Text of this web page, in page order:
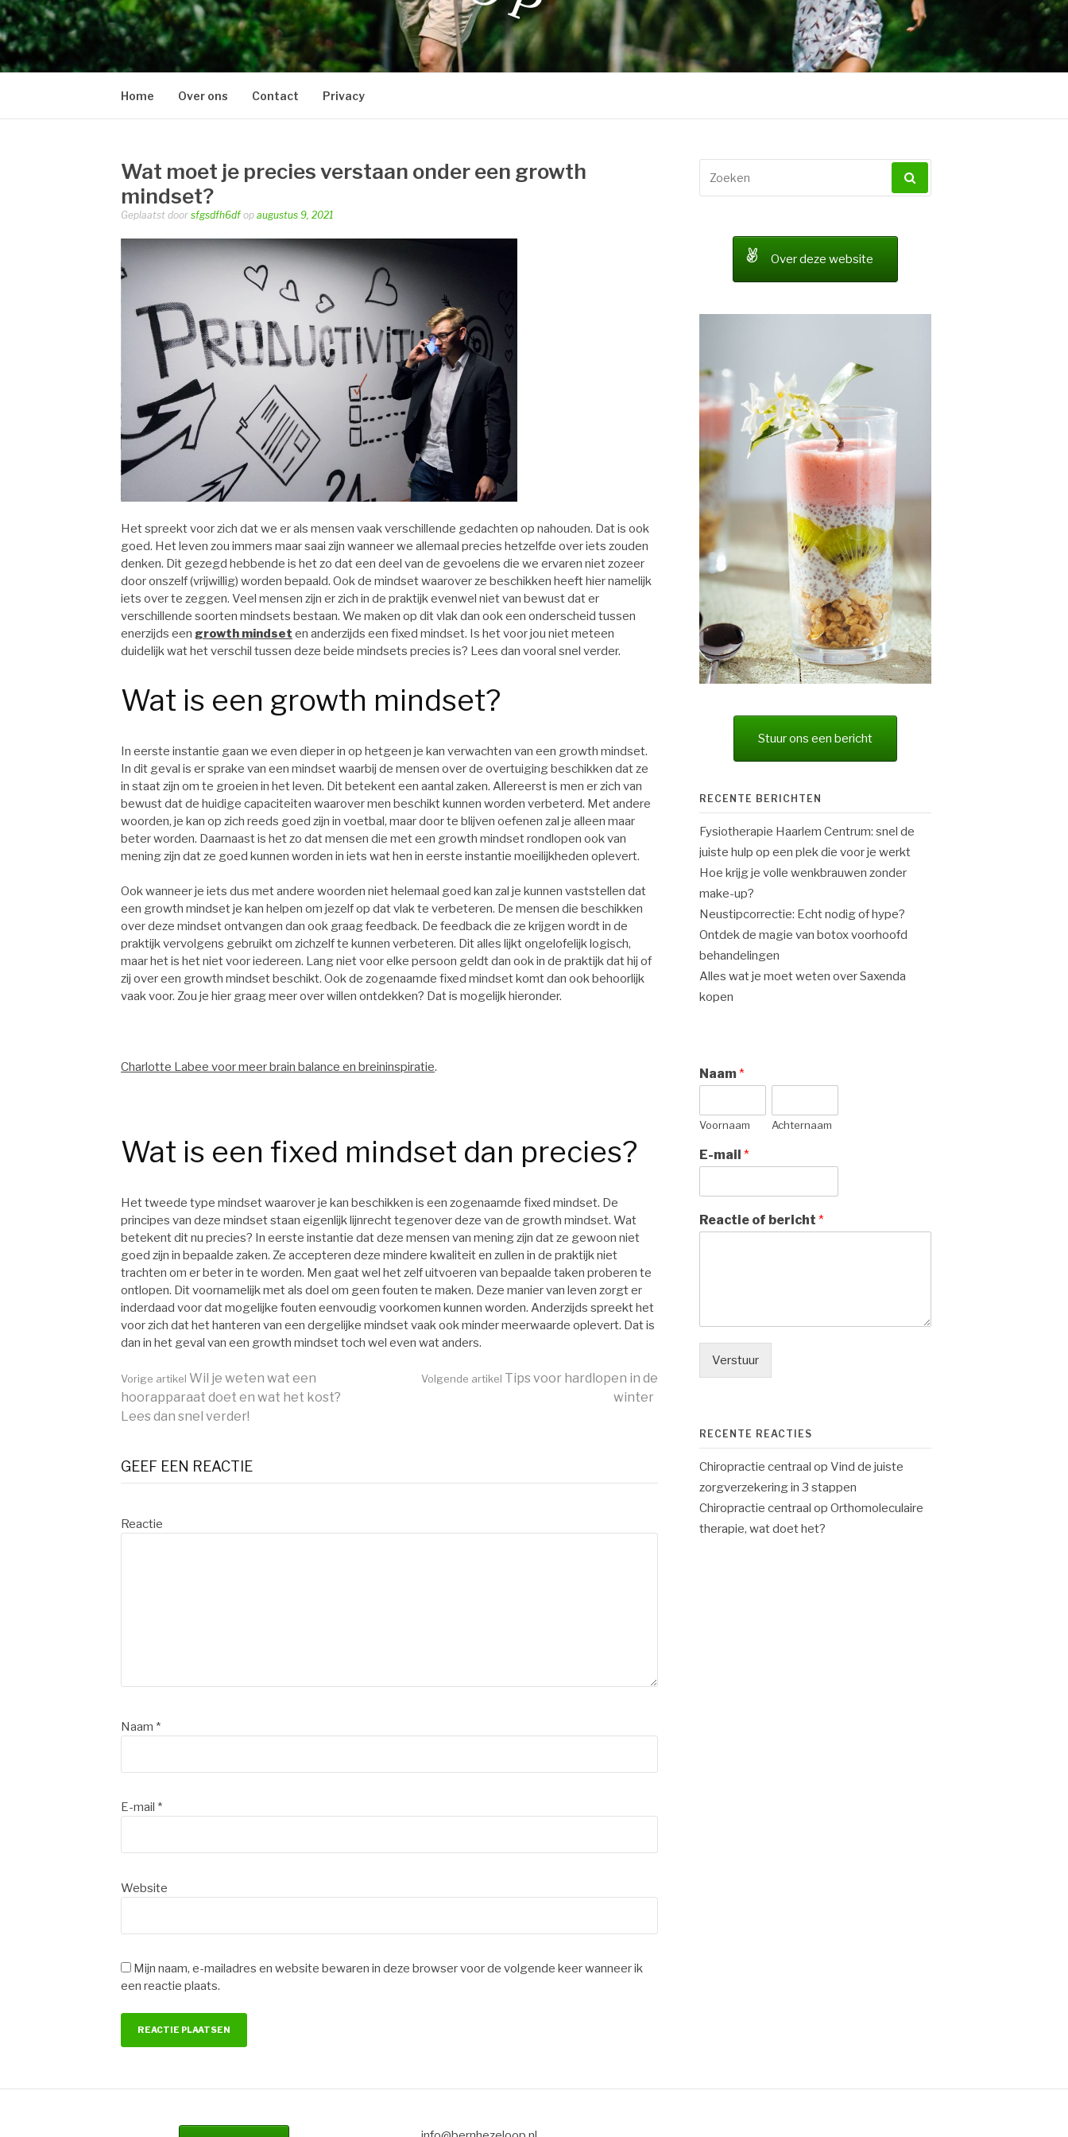
BERNHEZELOOP
Just another WordPress site
Home Over ons Contact Privacy
Wat moet je precies verstaan onder een growth
mindset?
Geplaatst door sfgsdfh6df op augustus 9, 2021
Het spreekt voor zich dat we er als mensen vaak verschillende gedachten op nahouden. Dat is ook
goed. Het leven zou immers maar saai zijn wanneer we allemaal precies hetzelfde over iets zouden
denken. Dit gezegd hebbende is het zo dat een deel van de gevoelens die we ervaren niet zozeer
door onszelf (vrijwillig) worden bepaald. Ook de mindset waarover ze beschikken heeft hier namelijk
iets over te zeggen. Veel mensen zijn er zich in de praktijk evenwel niet van bewust dat er
verschillende soorten mindsets bestaan. We maken op dit vlak dan ook een onderscheid tussen
enerzijds een growth mindset en anderzijds een fixed mindset. Is het voor jou niet meteen
duidelijk wat het verschil tussen deze beide mindsets precies is? Lees dan vooral snel verder.
Wat is een growth mindset?
In eerste instantie gaan we even dieper in op hetgeen je kan verwachten van een growth mindset.
In dit geval is er sprake van een mindset waarbij de mensen over de overtuiging beschikken dat ze
in staat zijn om te groeien in het leven. Dit betekent een aantal zaken. Allereerst is men er zich van
bewust dat de huidige capaciteiten waarover men beschikt kunnen worden verbeterd. Met andere
woorden, je kan op zich reeds goed zijn in voetbal, maar door te blijven oefenen zal je alleen maar
beter worden. Daarnaast is het zo dat mensen die met een growth mindset rondlopen ook van
mening zijn dat ze goed kunnen worden in iets wat hen in eerste instantie moeilijkheden oplevert.
Ook wanneer je iets dus met andere woorden niet helemaal goed kan zal je kunnen vaststellen dat
een growth mindset je kan helpen om jezelf op dat vlak te verbeteren. De mensen die beschikken
over deze mindset ontvangen dan ook graag feedback. De feedback die ze krijgen wordt in de
praktijk vervolgens gebruikt om zichzelf te kunnen verbeteren. Dit alles lijkt ongelofelijk logisch,
maar het is het niet voor iedereen. Lang niet voor elke persoon geldt dan ook in de praktijk dat hij of
zij over een growth mindset beschikt. Ook de zogenaamde fixed mindset komt dan ook behoorlijk
vaak voor. Zou je hier graag meer over willen ontdekken? Dat is mogelijk hieronder.
Charlotte Labee voor meer brain balance en breininspiratie.
Wat is een fixed mindset dan precies?
Het tweede type mindset waarover je kan beschikken is een zogenaamde fixed mindset. De
principes van deze mindset staan eigenlijk lijnrecht tegenover deze van de growth mindset. Wat
betekent dit nu precies? In eerste instantie dat deze mensen van mening zijn dat ze gewoon niet
goed zijn in bepaalde zaken. Ze accepteren deze mindere kwaliteit en zullen in de praktijk niet
trachten om er beter in te worden. Men gaat wel het zelf uitvoeren van bepaalde taken proberen te
ontlopen. Dit voornamelijk met als doel om geen fouten te maken. Deze manier van leven zorgt er
inderdaad voor dat mogelijke fouten eenvoudig voorkomen kunnen worden. Anderzijds spreekt het
voor zich dat het hanteren van een dergelijke mindset vaak ook minder meerwaarde oplevert. Dat is
dan in het geval van een growth mindset toch wel even wat anders.
Verder
lezen
Vorige artikel Wil je weten wat een
hoorapparaat doet en wat het kost?
Lees dan snel verder!
Volgende artikel Tips voor hardlopen in de
winter
GEEF EEN REACTIE
Reactie
Naam *
E-mail *
Website
Mijn naam, e-mailadres en website bewaren in deze browser voor de volgende keer wanneer ik
een reactie plaats.
naar:
Over deze website
Stuur ons een bericht
RECENTE BERICHTEN
Fysiotherapie Haarlem Centrum: snel de
juiste hulp op een plek die voor je werkt
Hoe krijg je volle wenkbrauwen zonder
make-up?
Neustipcorrectie: Echt nodig of hype?
Ontdek de magie van botox voorhoofd
behandelingen
Alles wat je moet weten over Saxenda
kopen
Naam*
Voornaam Achternaam
E-mail *
Reactie of bericht *
Verstuur
RECENTE REACTIES
Chiropractie centraal op Vind de juiste
zorgverzekering in 3 stappen
Chiropractie centraal op Orthomoleculaire
therapie, wat doet het?